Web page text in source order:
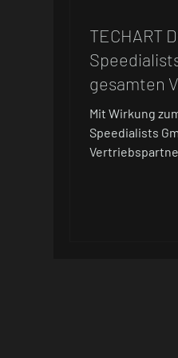
TECHART
gesamten
Mit Wirkung
Speedialists